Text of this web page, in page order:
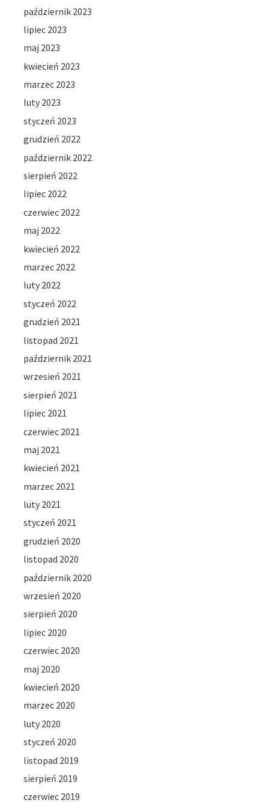
październik 2023
lipiec 2023
maj 2023
kwiecień 2023
marzec 2023
luty 2023
styczeń 2023
grudzień 2022
październik 2022
sierpień 2022
lipiec 2022
czerwiec 2022
maj 2022
kwiecień 2022
marzec 2022
luty 2022
styczeń 2022
grudzień 2021
listopad 2021
październik 2021
wrzesień 2021
sierpień 2021
lipiec 2021
czerwiec 2021
maj 2021
kwiecień 2021
marzec 2021
luty 2021
styczeń 2021
grudzień 2020
listopad 2020
październik 2020
wrzesień 2020
sierpień 2020
lipiec 2020
czerwiec 2020
maj 2020
kwiecień 2020
marzec 2020
luty 2020
styczeń 2020
listopad 2019
sierpień 2019
czerwiec 2019